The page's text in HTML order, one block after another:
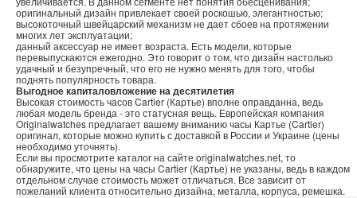
оригинальный дизайн привлекает своей роскошью, элегантностью;
высокоточный швейцарский механизм не дает сбоев на протяжении
многих лет эксплуатации;
данный аксессуар не имеет возраста. Есть модели, которые
перевыпускаются ежегодно. Это говорит о том, что дизайн настолько
удачный и безупречный, что его не нужно менять для того, чтобы
поднять популярность товара.
Выгодное капиталовложение на десятилетия
Высокая стоимость часов Cartier (Картье) вполне оправданна, ведь
любая модель бренда - это статусная вещь. Европейская компания
Originalwatches предлагает вашему вниманию часы Картье (Cartier)
оригинал, которые можно купить с доставкой в России и Украине (цены
необходимо уточнять).
Если вы просмотрите каталог на сайте originalwatches.net, то
обнаружите, что цены на часы Cartier (Картье) не указаны, ведь в каждом
отдельном случае стоимость может отличаться. Все зависит от
пожеланий клиента относительно дизайна, металла, корпуса, ремешка.